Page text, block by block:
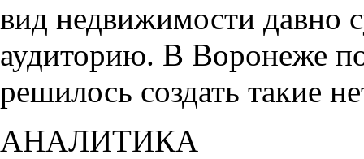
вид недвижимости давно
аудиторию. В Воронеже
решилось создать такие
АНАЛИТИКА